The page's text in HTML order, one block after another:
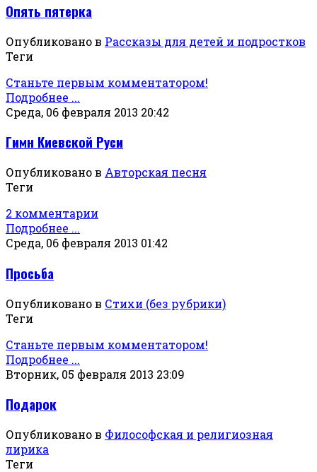
Опять пятерка
Опубликовано в Рассказы для детей и подростков
Теги
Станьте первым комментатором!
Подробнее ...
Среда, 06 февраля 2013 20:42
Гимн Киевской Руси
Опубликовано в Авторская песня
Теги
2 комментарии
Подробнее ...
Среда, 06 февраля 2013 01:42
Просьба
Опубликовано в Стихи (без рубрики)
Теги
Станьте первым комментатором!
Подробнее ...
Вторник, 05 февраля 2013 23:09
Подарок
Опубликовано в Философская и религиозная
лирика
Теги